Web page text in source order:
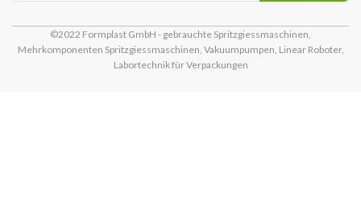
©2022 Formplast GmbH - gebrauchte Spritzgiessmaschinen,
Mehrkomponenten Spritzgiessmaschinen, Vakuumpumpen, Linear Roboter,
Labortechnik für Verpackungen